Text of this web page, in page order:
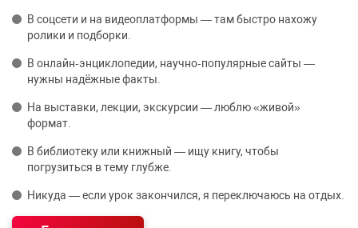
В соцсети и на видеоплатформы — там быстро нахожу
ролики и подборки.
В онлайн‑энциклопедии, научно‑популярные сайты —
нужны надёжные факты.
На выставки, лекции, экскурсии — люблю «живой»
формат.
В библиотеку или книжный — ищу книгу, чтобы
погрузиться в тему глубже.
Никуда — если урок закончился, я переключаюсь на отдых.